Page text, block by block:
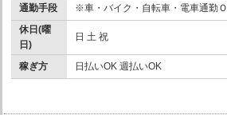
通勤手段
※車・バイク・自転車・電車通勤Ｏ
休日(曜
日)
日 土 祝
稼ぎ方 日払いOK 週払いOK